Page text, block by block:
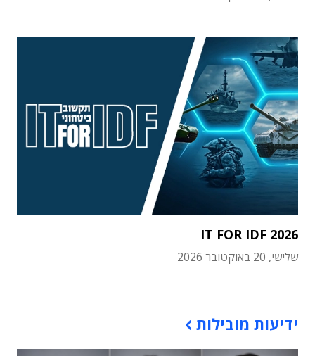
IT FOR IDF 2026
שלישי, 20 באוקטובר 2026
ידיעות מובילות